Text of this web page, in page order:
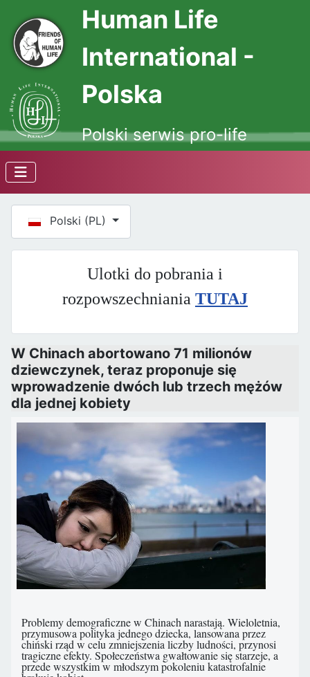
Human Life
International -
Polska
Polski serwis pro-life
Wybierz swój język
Polski (PL)
Ulotki do pobrania i
rozpowszechniania TUTAJ
W Chinach abortowano 71 milionów
dziewczynek, teraz proponuje się
wprowadzenie dwóch lub trzech mężów
dla jednej kobiety
Problemy demograficzne w Chinach narastają. Wieloletnia,
przymusowa polityka jednego dziecka, lansowana przez
chiński rząd w celu zmniejszenia liczby ludności, przynosi
tragiczne efekty. Społeczeństwa gwałtowanie się starzeje, a
przede wszystkim w młodszym pokoleniu katastrofalnie